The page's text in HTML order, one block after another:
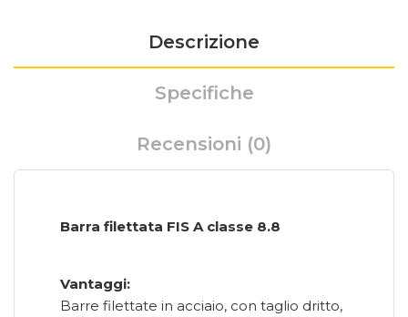
Descrizione
Specifiche
Recensioni (0)
Barra filettata FIS A classe 8.8
Vantaggi:
Barre filettate in acciaio, con taglio dritto,